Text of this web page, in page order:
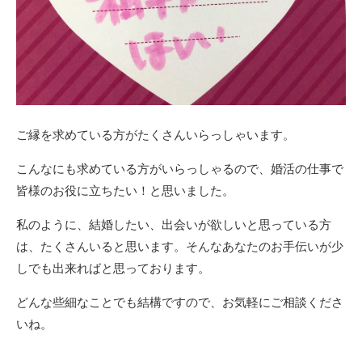
ご縁を求めている方がたくさんいらっしゃいます。
こんなにも求めている方がいらっしゃるので、婚活の仕事で
皆様のお役に立ちたい！と思いました。
私のように、結婚したい、出会いが欲しいと思っている方
は、たくさんいると思います。そんなあなたのお手伝いが少
しでも出来ればと思っております。
どんな些細なことでも結構ですので、お気軽にご相談くださ
いね。